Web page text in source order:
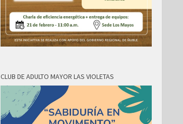
CLUB DE ADULTO MAYOR LAS VIOLETAS